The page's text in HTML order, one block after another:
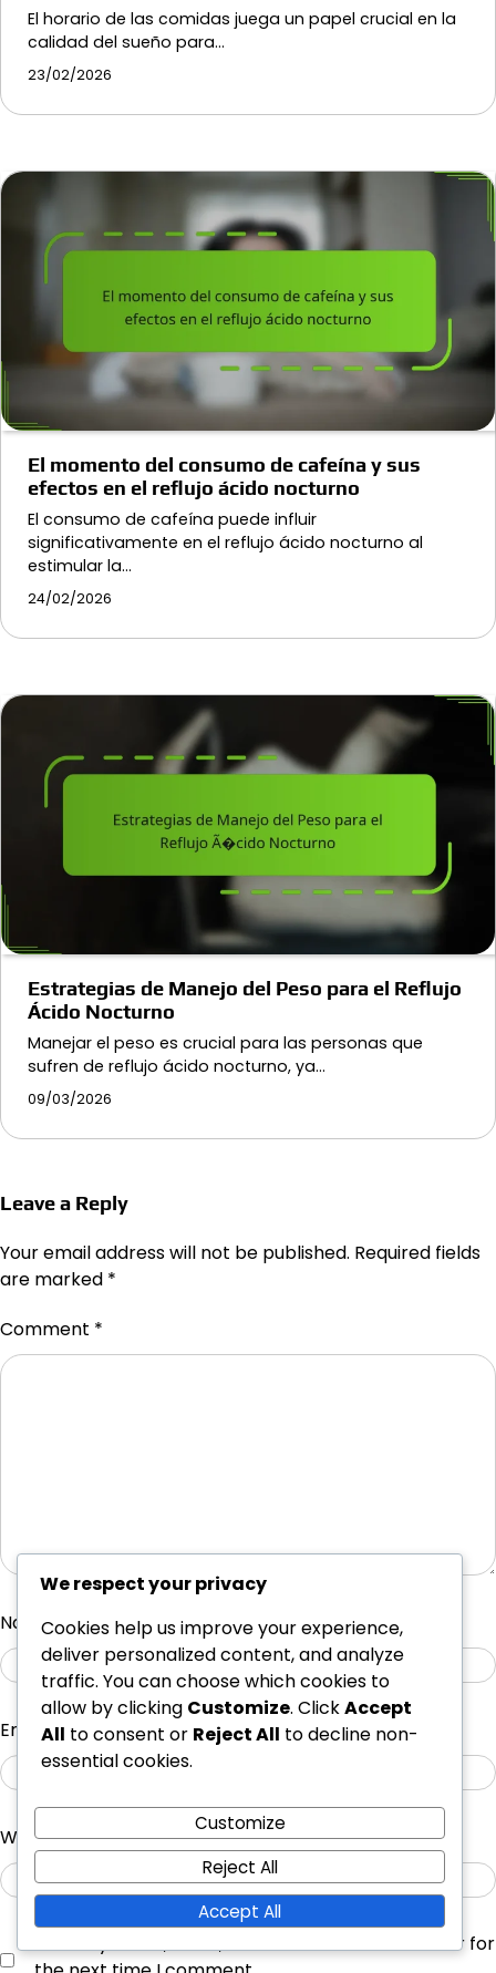
El horario de las comidas juega un papel crucial en la
calidad del sueño para…
23/02/2026
El momento del consumo de cafeína y sus
efectos en el reflujo ácido nocturno
El consumo de cafeína puede influir
significativamente en el reflujo ácido nocturno al
estimular la…
24/02/2026
Estrategias de Manejo del Peso para el Reflujo
Ácido Nocturno
Manejar el peso es crucial para las personas que
sufren de reflujo ácido nocturno, ya…
09/03/2026
Leave a Reply
Your email address will not be published. Required fields
are marked *
Comment *
Name*
Email*
Website
Save my name, email, and website in this browser for
We respect your privacy
Cookies help us improve your experience,
deliver personalized content, and analyze
traffic. You can choose which cookies to
allow by clicking Customize. ClickAccept
All to consent or Reject All to decline non-
essential cookies.
Customize
Reject All
Accept All